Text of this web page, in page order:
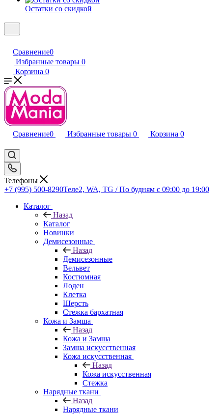
Остатки со скидкой
Сравнение0
Избранные товары 0
Корзина 0
Сравнение0 Избранные товары 0 Корзина 0
Телефоны
+7 (995) 500-8290Теле2, WA, TG / По будням c 09:00 до 19:00
Каталог
Назад
Каталог
Новинки
Демисезонные
Назад
Демисезонные
Вельвет
Костюмная
Лоден
Клетка
Шерсть
Стежка бархатная
Кожа и Замша
Назад
Кожа и Замша
Замша искусственная
Кожа искусственная
Назад
Кожа искусственная
Стежка
Нарядные ткани
Назад
Нарядные ткани